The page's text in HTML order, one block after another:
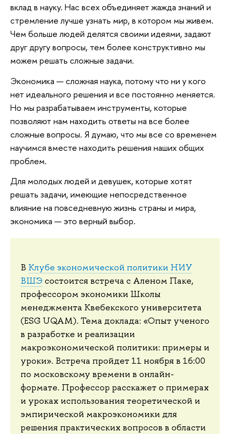
вклад в науку. Нас всех объединяет жажда знаний и
стремление лучше узнать мир, в котором мы живем.
Чем больше людей делятся своими идеями, задают
друг другу вопросы, тем более конструктивно мы
можем решать сложные задачи.
Экономика — сложная наука, потому что ни у кого
нет идеального решения и все постоянно меняется.
Но мы разрабатываем инструменты, которые
позволяют нам находить ответы на все более
сложные вопросы. Я думаю, что мы все со временем
научимся вместе находить решения наших общих
проблем.
Для молодых людей и девушек, которые хотят
решать задачи, имеющие непосредственное
влияние на повседневную жизнь страны и мира,
экономика — это верный выбор.
В Клубе экономической политики НИУ
ВШЭ состоится встреча с Аленом Паке,
профессором экономики Школы
менеджмента Квебекского университета
(ESG UQAM). Тема доклада: «Опыт ученого
в разработке и реализации
макроэкономической политики: примеры и
уроки». Встреча пройдет 11 ноября в 16:00
по московскому времени в онлайн-
формате. Профессор расскажет о примерах
и уроках использования теоретической и
эмпирической макроэкономики для
решения практических вопросов в области